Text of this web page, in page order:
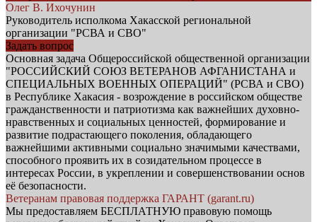
Олег В. Ихочунин
Руководитель исполкома Хакасской региональной
организации "РСВА и СВО"
Задать вопрос
Основная задача Общероссийской общественной организации
"РОССИЙСКИЙ СОЮЗ ВЕТЕРАНОВ АФГАНИСТАНА и
СПЕЦИАЛЬНЫХ ВОЕННЫХ ОПЕРАЦИЙ" (РСВА и СВО)
в Республике Хакасия - возрождение в российском обществе
гражданственности и патриотизма как важнейших духовно-
нравственных и социальных ценностей, формирование и
развитие подрастающего поколения, обладающего
важнейшими активными социально значимыми качествами,
способного проявить их в созидательном процессе в
интересах России, в укреплении и совершенствовании основ
её безопасности.
Ветеранам правовая поддержка ГАРАНТ (garant.ru)
Мы предоставляем БЕСПЛАТНУЮ правовую помощь